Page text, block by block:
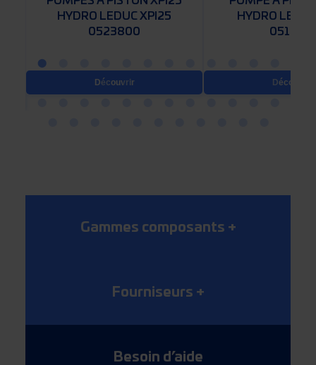
HYDRO LEDUC XPI25
0523800
Découvrir
HYDRO
0511515
Découvrir
Gammes composants +
Fourniseurs +
Besoin d’aide